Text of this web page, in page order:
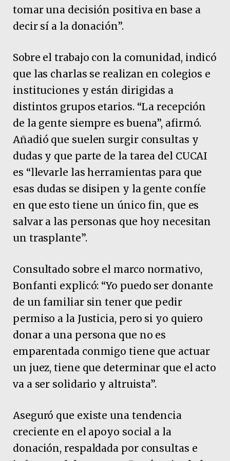
tomar una decisión positiva en base a
decir sí a la donación”.
Sobre el trabajo con la comunidad, indicó
que las charlas se realizan en colegios e
instituciones y están dirigidas a
distintos grupos etarios. “La recepción
de la gente siempre es buena”, afirmó.
Añadió que suelen surgir consultas y
dudas y que parte de la tarea del CUCAI
es “llevarle las herramientas para que
esas dudas se disipen y la gente confíe
en que esto tiene un único fin, que es
salvar a las personas que hoy necesitan
un trasplante”.
Consultado sobre el marco normativo,
Bonfanti explicó: “Yo puedo ser donante
de un familiar sin tener que pedir
permiso a la Justicia, pero si yo quiero
donar a una persona que no es
emparentada conmigo tiene que actuar
un juez, tiene que determinar que el acto
va a ser solidario y altruista”.
Aseguró que existe una tendencia
creciente en el apoyo social a la
donación, respaldada por consultas e